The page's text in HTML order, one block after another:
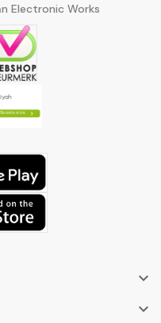
Electronic Works

